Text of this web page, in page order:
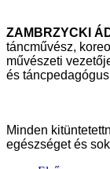
ZAMBRZYCKI
táncművész,
művészeti
és
Minden
egészséget és